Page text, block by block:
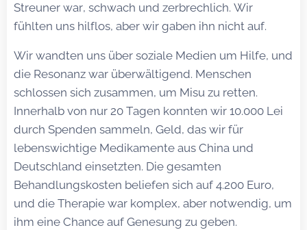
Streuner war, schwach und zerbrechlich. Wir
fühlten uns hilflos, aber wir gaben ihn nicht auf.
Wir wandten uns über soziale Medien um Hilfe, und
die Resonanz war überwältigend. Menschen
schlossen sich zusammen, um Misu zu retten.
Innerhalb von nur 20 Tagen konnten wir 10.000 Lei
durch Spenden sammeln, Geld, das wir für
lebenswichtige Medikamente aus China und
Deutschland einsetzten. Die gesamten
Behandlungskosten beliefen sich auf 4.200 Euro,
und die Therapie war komplex, aber notwendig, um
ihm eine Chance auf Genesung zu geben.